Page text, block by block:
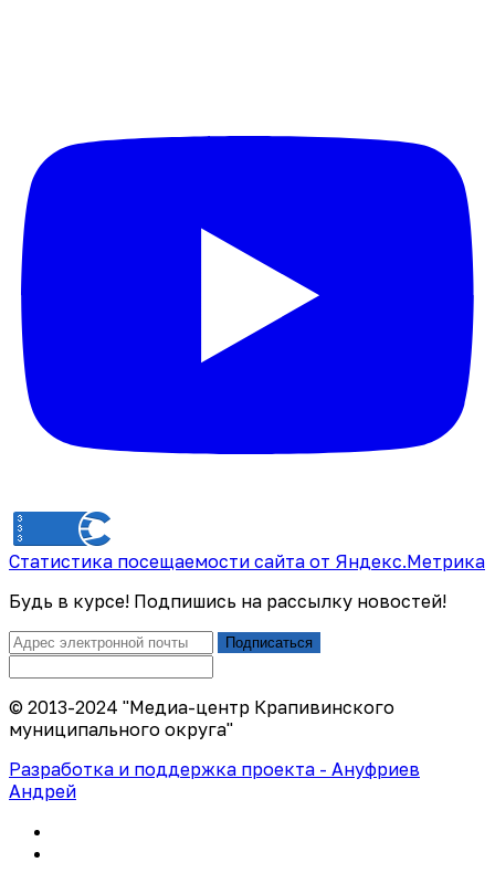
Статистика посещаемости сайта от Яндекс.Метрика
Будь в курсе! Подпишись на рассылку новостей!
Подписаться
© 2013-2024 "Медиа-центр Крапивинского
муниципального округа"
Разработка и поддержка проекта - Ануфриев
Андрей